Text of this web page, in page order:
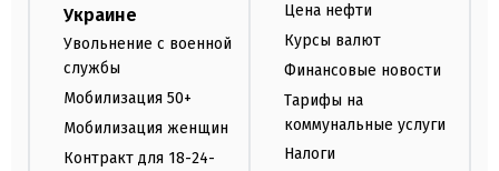
Украине
Увольнение с военной
службы
Мобилизация 50+
Мобилизация женщин
Контракт для 18-24-
Цена нефти
Курсы валют
Финансовые новости
Тарифы на
коммунальные услуги
Налоги